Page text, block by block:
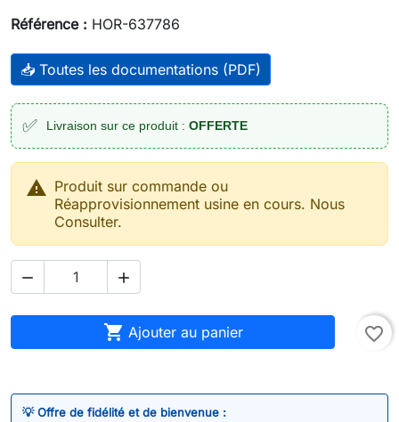
Référence : HOR-637786
📥 Toutes les documentations (PDF)
✅ Livraison sur ce produit : OFFERTE
 Produit sur commande ou
Réapprovisionnement usine en cours. Nous
Consulter.
 
 Ajouter au panier favorite_border
💡 Offre de fidélité et de bienvenue :